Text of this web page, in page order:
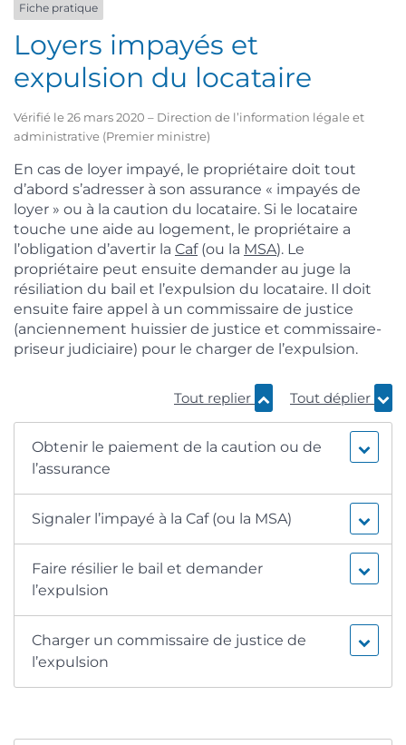
Fiche pratique
Loyers impayés et
expulsion du locataire
Vérifié le 26 mars 2020 – Direction de l’information légale et
administrative (Premier ministre)
En cas de loyer impayé, le propriétaire doit tout
d’abord s’adresser à son assurance « impayés de
loyer » ou à la caution du locataire. Si le locataire
touche une aide au logement, le propriétaire a
l’obligation d’avertir la Caf(ou la MSA). Le
propriétaire peut ensuite demander au juge la
résiliation du bail et l’expulsion du locataire. Il doit
ensuite faire appel à un commissaire de justice
(anciennement huissier de justice et commissaire-
priseur judiciaire) pour le charger de l’expulsion.
Tout replier Tout déplier
Obtenir le paiement de la caution ou de
l’assurance
Signaler l’impayé à la Caf (ou la MSA)
Faire résilier le bail et demander
l’expulsion
Charger un commissaire de justice de
l’expulsion